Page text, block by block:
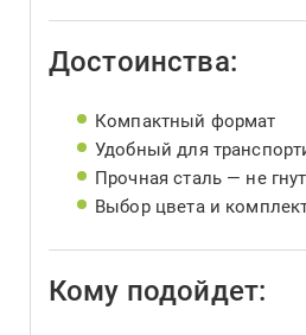
Достоинства:
Компактный формат
Удобный для
Прочная сталь — не
Выбор цвета и
Кому подойдет: